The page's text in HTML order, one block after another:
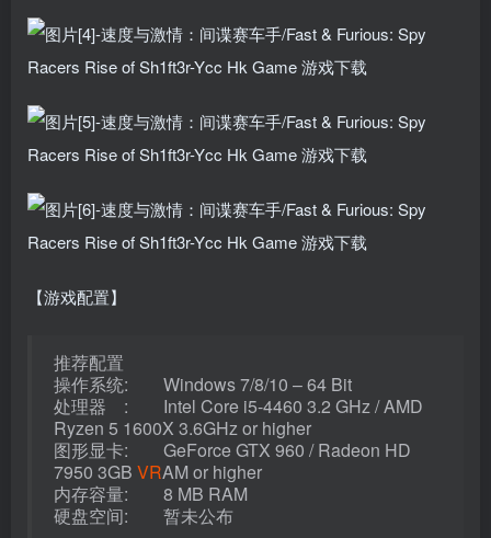
【游戏配置】
推荐配置
操作系统: Windows 7/8/10 – 64 Bit
处理器 : Intel Core i5-4460 3.2 GHz / AMD
Ryzen 5 1600X 3.6GHz or higher
图形显卡: GeForce GTX 960 / Radeon HD
7950 3GB VRAM or higher
内存容量: 8 MB RAM
硬盘空间: 暂未公布